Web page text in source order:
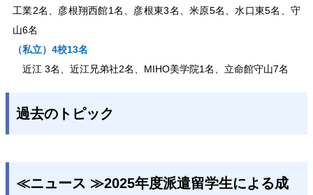
工業2名、 彦根翔西館1名、彦根東3名、米原5名、水口東5名、守
山6名
（私立）4校13名
近江 3名、近江兄弟社2名、MIHO美学院1名、立命館守山7名
過去のトピック
≪ニュース ≫2025年度派遣留学生による成